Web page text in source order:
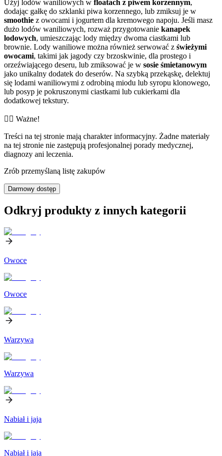
Użyj lodów waniliowych w floatach z piwem korzennym,
dodając gałkę do szklanki piwa korzennego, lub zmiksuj je w
smoothie z owocami i jogurtem dla kremowego napoju. Jeśli masz
dużo lodów waniliowych, rozważ przygotowanie kanapek
lodowych, umieszczając lody między dwoma ciastkami lub
brownie. Lody waniliowe można również serwować z świeżymi
owocami, takimi jak jagody czy brzoskwinie, dla prostego i
orzeźwiającego deseru, lub zmiksować je w sosie śmietanowym
jako unikalny dodatek do deserów. Na szybką przekąskę, delektuj
się lodami waniliowymi z odrobiną miodu lub syropu klonowego,
lub posyp je pokruszonymi ciastkami lub cukierkami dla
dodatkowej tekstury.
👨‍⚕️️ Ważne!
Treści na tej stronie mają charakter informacyjny. Żadne materiały
na tej stronie nie zastępują profesjonalnej porady medycznej,
diagnozy ani leczenia.
Zrób przemyślaną listę zakupów
Darmowy dostęp
Odkryj produkty z innych kategorii
Owoce
Owoce
Warzywa
Warzywa
Nabiał i jaja
Nabiał i jaja